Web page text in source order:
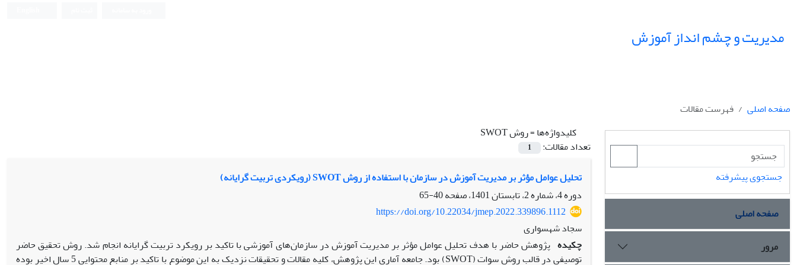
مدیریت و چشم انداز آموزش
صفحه اصلی
فهرست مقالات
کلیدواژه‌ها =روش SWOT
تعداد مقالات:
1
تحلیل عوامل مؤثر بر مدیریت آموزش در سازمان با استفاده از روش SWOT (رویکردی تربیت گرایانه)
دوره 4، شماره 2، تابستان 1401، صفحه
40-65
https://doi.org/10.22034/jmep.2022.339896.1112
سجاد شهسواری
چکیده پژوهش حاضر با هدف تحلیل عوامل مؤثر بر مدیریت آموزش در سازمان‌های آموزشی با تاکید بر رویکرد تربیت گرایانه انجام شد. روش تحقیق حاضر
توصیفی در قالب روش سوات (SWOT) بود. جامعه آماری این پژوهش، کلیه مقالات و تحقیقات نزدیک به این موضوع با تاکید بر منابع محتوایی 5 سال اخیر بوده
جستجوی پیشرفته
صفحه اصلی
مرور